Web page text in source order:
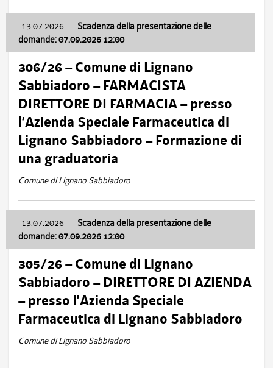
13.07.2026 - Scadenza della presentazione delle
domande: 07.09.2026 12:00
306/26 – Comune di Lignano
Sabbiadoro – FARMACISTA
DIRETTORE DI FARMACIA – presso
l’Azienda Speciale Farmaceutica di
Lignano Sabbiadoro – Formazione di
una graduatoria
Comune di Lignano Sabbiadoro
13.07.2026 - Scadenza della presentazione delle
domande: 07.09.2026 12:00
305/26 – Comune di Lignano
Sabbiadoro – DIRETTORE DI AZIENDA
– presso l’Azienda Speciale
Farmaceutica di Lignano Sabbiadoro
Comune di Lignano Sabbiadoro